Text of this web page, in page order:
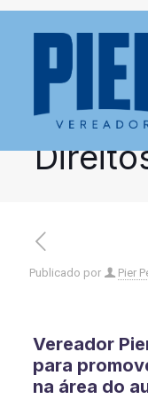
Pier
de
Publicado por Pier
Vereador
para
na área do